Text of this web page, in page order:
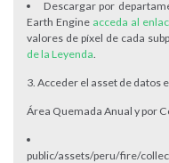
Descargar por
Earth Engine acceda al
valores de píxel de cada
de la Leyenda
3. Acceder el asset de datos
Área Quemada Anual y por
public/assets/peru/fire/